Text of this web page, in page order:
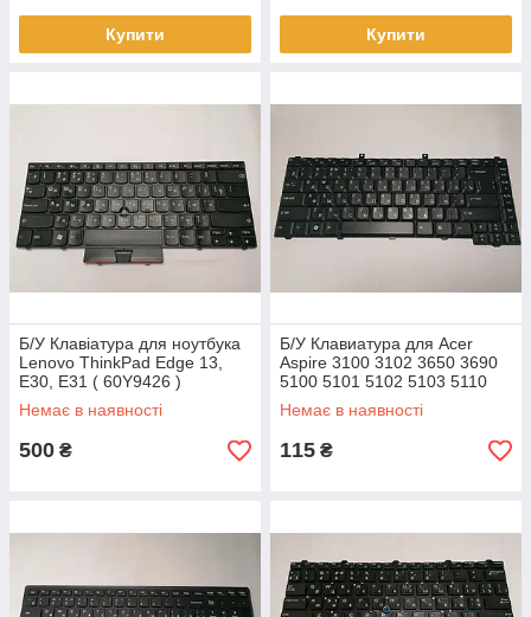
Купити Купити
Б/У Клавіатура для ноутбука
Lenovo ThinkPad Edge 13,
E30, E31 ( 60Y9426 )
Немає в наявності
500 ₴
Б/У Клавиатура для Acer
Aspire 3100 3102 3650 3690
5100 5101 5102 5103 5110
5112 5515 5610 p/n
PK13ZHO01G0
Немає в наявності
115 ₴